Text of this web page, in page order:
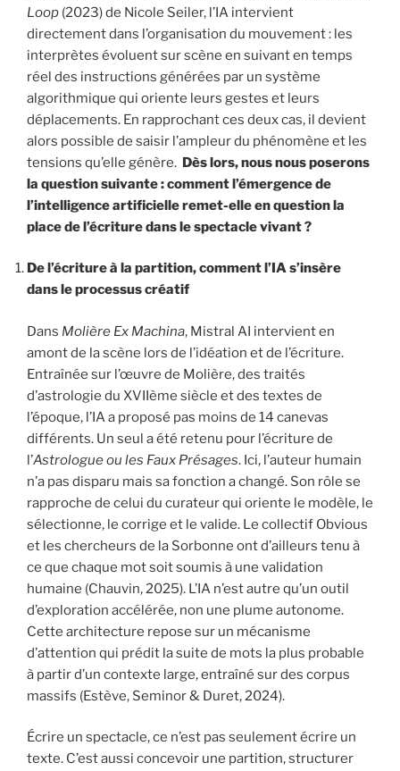
Loop (2023) de Nicole Seiler, l’IA intervient
directement dans l’organisation du mouvement : les
interprètes évoluent sur scène en suivant en temps
réel des instructions générées par un système
algorithmique qui oriente leurs gestes et leurs
déplacements. En rapprochant ces deux cas, il devient
alors possible de saisir l’ampleur du phénomène et les
tensions qu’elle génère. Dès lors, nous nous poserons
la question suivante : comment l’émergence de
l’intelligence artificielle remet-elle en question la
place de l’écriture dans le spectacle vivant ?
De l’écriture à la partition, comment l’IA s’insère
dans le processus créatif
Dans Molière Ex Machina, Mistral AI intervient en
amont de la scène lors de l’idéation et de l’écriture.
Entraînée sur l’œuvre de Molière, des traités
d’astrologie du XVIIème siècle et des textes de
l’époque, l’IA a proposé pas moins de 14 canevas
différents. Un seul a été retenu pour l’écriture de
l’Astrologue ou les Faux Présages. Ici, l’auteur humain
n’a pas disparu mais sa fonction a changé. Son rôle se
rapproche de celui du curateur qui oriente le modèle, le
sélectionne, le corrige et le valide. Le collectif Obvious
et les chercheurs de la Sorbonne ont d’ailleurs tenu à
ce que chaque mot soit soumis à une validation
humaine (Chauvin, 2025). L’IA n’est autre qu’un outil
d’exploration accélérée, non une plume autonome.
Cette architecture repose sur un mécanisme
d’attention qui prédit la suite de mots la plus probable
à partir d’un contexte large, entraîné sur des corpus
massifs (Estève, Seminor & Duret, 2024).
Écrire un spectacle, ce n’est pas seulement écrire un
texte. C’est aussi concevoir une partition, structurer